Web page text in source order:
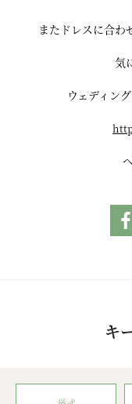
またドレスに合わ
気
ウェディン
キ